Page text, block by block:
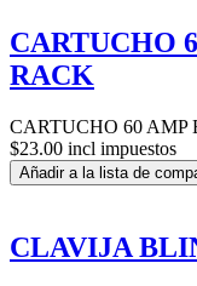
CARTUCHO
RACK
CARTUCHO 60 AMP
$23.00 incl impuestos
Añadir a la lista de
CLAVIJA